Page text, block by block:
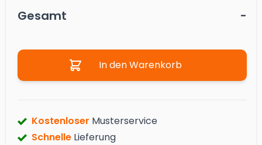
Gesamt -
Menge
In den Warenkorb
Kostenloser Musterservice
Schnelle Lieferung